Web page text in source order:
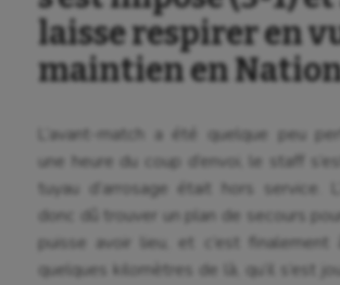
laisse respirer en
maintien en
L’avant-match a été quelque peu
une heure du coup d’envoi, le staff
tuyau d’arrosage était hors service.
donc dû trouver un plan de secours
puisse avoir lieu, et c’est finalement
quelques kilomètres de là, qu’il s’est